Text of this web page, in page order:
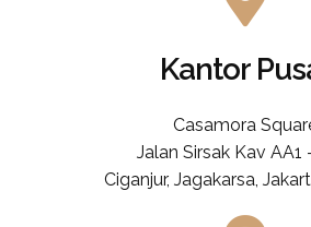
Kantor
Casamora
Jalan Sirsak Kav AA1
Ciganjur, Jagakarsa,